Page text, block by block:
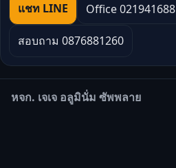
แชท LINE Office 021941688
สอบถาม 0876881260
หจก. เจเจ อลูมินั่ม ซัพพลาย